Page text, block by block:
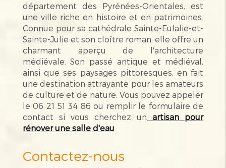
département des Pyrénées-Orientales, est
une ville riche en histoire et en patrimoines.
Connue pour sa cathédrale Sainte-Eulalie-et-
Sainte-Julie et son cloître roman, elle offre un
charmant aperçu de l'architecture
médiévale. Son passé antique et médiéval,
ainsi que ses paysages pittoresques, en fait
une destination attrayante pour les amateurs
de culture et de nature. Vous pouvez appeler
le 06 21 51 34 86 ou remplir le formulaire de
contact si vous cherchez un artisan pour
rénover une salle d'eau
Contactez-nous